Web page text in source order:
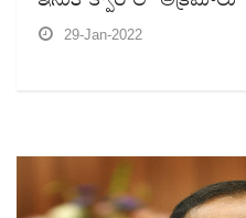
29-Jan-2022